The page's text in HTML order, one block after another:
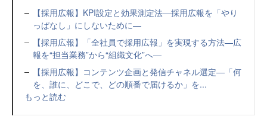
【採用広報】KPI設定と効果測定法—採用広報を「やり
っぱなし」にしないために—
【採用広報】「全社員で採用広報」を実現する方法—広
報を“担当業務”から“組織文化”へ—
【採用広報】コンテンツ企画と発信チャネル選定—「何
を、誰に、どこで、どの順番で届けるか」を...
もっと読む